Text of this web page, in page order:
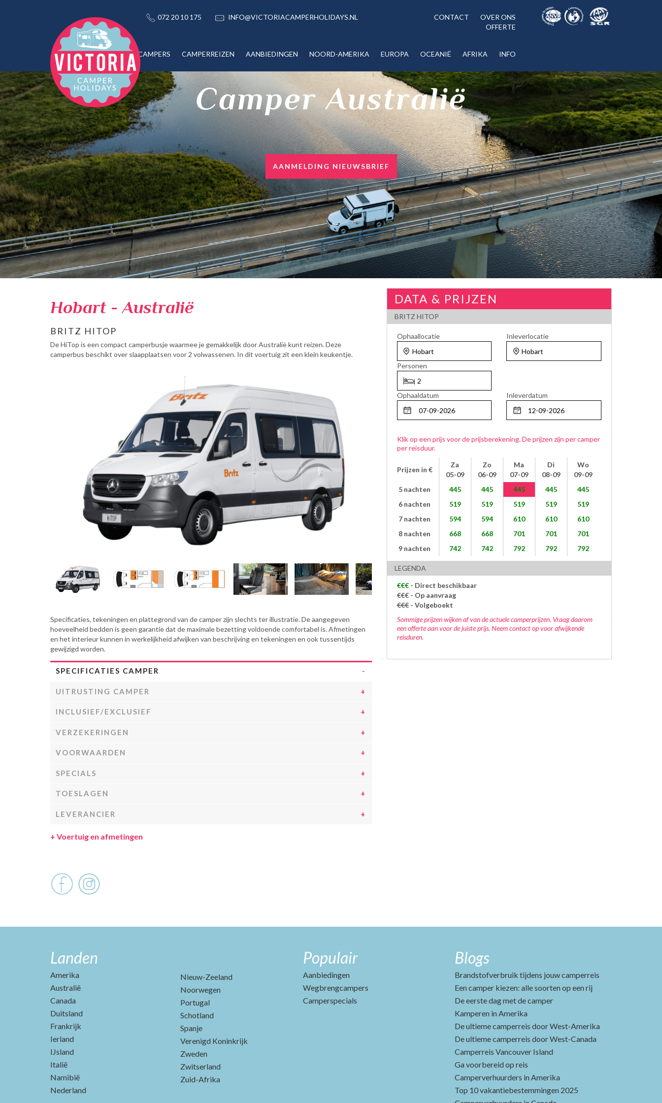
072 20 10 175 INFO@VICTORIACAMPERHOLIDAYS.NL CONTACT
OVER ONS
OFFERTE
CAMPERS CAMPERREIZEN AANBIEDINGEN NOORD-AMERIKA EUROPA OCEANIË AFRIKA INFO
Camper Australië
AANMELDING NIEUWSBRIEF
Hobart - Australië
BRITZ HITOP
De HiTop is een compact camperbusje waarmee je gemakkelijk door Australië kunt reizen. Deze
camperbus beschikt over slaapplaatsen voor 2 volwassenen. In dit voertuig zit een klein keukentje.
Specificaties, tekeningen en plattegrond van de camper zijn slechts ter illustratie. De aangegeven
hoeveelheid bedden is geen garantie dat de maximale bezetting voldoende comfortabel is. Afmetingen
en het interieur kunnen in werkelijkheid afwijken van beschrijving en tekeningen en ook tussentijds
gewijzigd worden.
SPECIFICATIES CAMPER
UITRUSTING CAMPER
INCLUSIEF/EXCLUSIEF
VERZEKERINGEN
VOORWAARDEN
SPECIALS
TOESLAGEN
LEVERANCIER
+ Voertuig en afmetingen
DATA & PRIJZEN
BRITZ HITOP
Ophaallocatie Inleverlocatie
Personen
Ophaaldatum Inleverdatum
Klik op een prijs voor de prijsberekening. De prijzen zijn per camper
per reisduur.
Prijzen in €
Za
05-09
Zo
06-09
Ma
07-09
Di
08-09
Wo
09-09
5 nachten
445 445 445 445
445
6 nachten
519 519 519 519
519
7 nachten
594 594 610 610
610
8 nachten
668 668 701 701
701
9 nachten
742 742 792 792 792
LEGENDA
€€€- Direct beschikbaar
€€€- Op aanvraag
€€€- Volgeboekt
Sommige prijzen wijken af van de actuele camperprijzen. Vraag daarom
een offerte aan voor de juiste prijs. Neem contact op voor afwijkende
reisduren.
Landen
Amerika
Australië
Canada
Duitsland
Frankrijk
Ierland
IJsland
Italië
Namibië
Nederland
Nieuw-Zeeland
Noorwegen
Portugal
Schotland
Spanje
Verenigd Koninkrijk
Zweden
Zwitserland
Zuid-Afrika
Populair
Aanbiedingen
Wegbrengcampers
Camperspecials
Blogs
Brandstofverbruik tijdens jouw camperreis
Een camper kiezen: alle soorten op een rij
De eerste dag met de camper
Kamperen in Amerika
De ultieme camperreis door West-Amerika
De ultieme camperreis door West-Canada
Camperreis Vancouver Island
Ga voorbereid op reis
Camperverhuurders in Amerika
Top 10 vakantiebestemmingen 2025